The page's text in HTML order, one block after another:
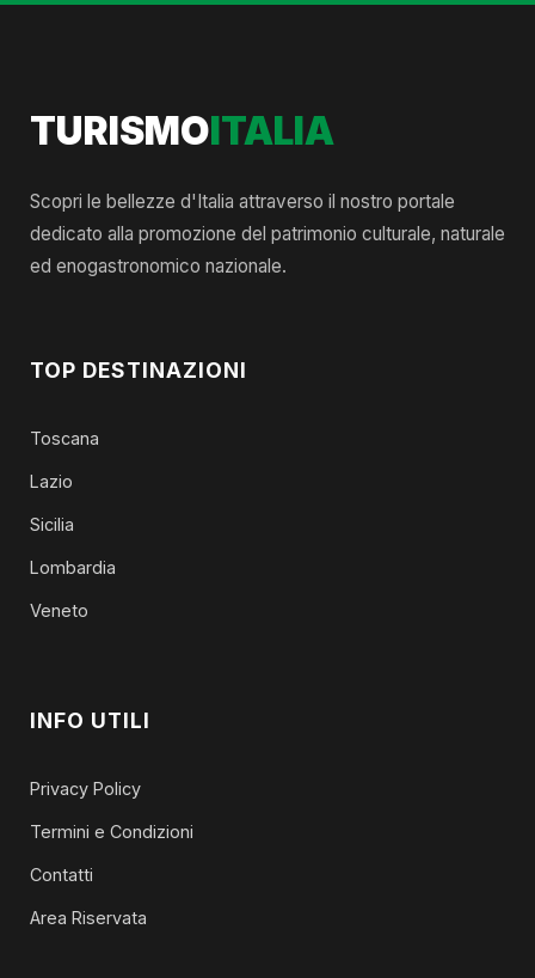
TURISMOITALIA
Scopri le bellezze d'Italia attraverso il nostro portale
dedicato alla promozione del patrimonio culturale, naturale
ed enogastronomico nazionale.
TOP DESTINAZIONI
Toscana
Lazio
Sicilia
Lombardia
Veneto
INFO UTILI
Privacy Policy
Termini e Condizioni
Contatti
Area Riservata